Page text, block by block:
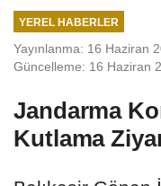
YEREL HABERLER
Yayınlanma: 16 Haziran
Güncelleme: 16 Haziran
Jandarma
Kutlama